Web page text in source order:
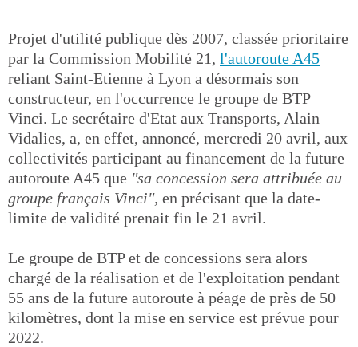
Projet d'utilité publique dès 2007, classée prioritaire
par la Commission Mobilité 21, l'autoroute A45
reliant Saint-Etienne à Lyon a désormais son
constructeur, en l'occurrence le groupe de BTP
Vinci. Le secrétaire d'Etat aux Transports, Alain
Vidalies, a, en effet, annoncé, mercredi 20 avril, aux
collectivités participant au financement de la future
autoroute A45 que "sa concession sera attribuée au
groupe français Vinci", en précisant que la date-
limite de validité prenait fin le 21 avril.
Le groupe de BTP et de concessions sera alors
chargé de la réalisation et de l'exploitation pendant
55 ans de la future autoroute à péage de près de 50
kilomètres, dont la mise en service est prévue pour
2022.